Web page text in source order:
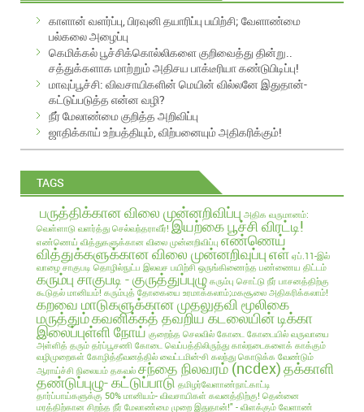
A
காளான் வளர்ப்பு, பிரவுனி தயாரிப்பு பயிற்சி; வேளாண்மை
பல்கலை அழைப்பு
கெமிக்கல் பூச்சிக்கொல்லிகளை குறிவைத்து தின்று..
சத்துக்களாக மாற்றும் அதிசய பாக்டீரியா கண்டுபிடிப்பு!
மாவுப்பூச்சி: விவசாயிகளின் மெயின் வில்லனே இதுதான்-
கட்டுப்படுத்த என்ன வழி?
நீர் மேலாண்மை குறித்த அறிவிப்பு
ஜாதிக்காய் உற்பத்தியும், விற்பனையும் அதிகரிக்கும்!
TAGS
பருத்திக்கான விலை முன்னறிவிப்பு அதிக வருமானம்:
வெள்ளாடு வளர்த்து செல்வந்தராவீர்! இயற்கை பூச்சி விரட்டி!
எண்ணெய் வித்துகளுக்கான விலை முன்னறிவிப்பு எண்ணெய்
வித்துக்களுக்கான விலை முன்னறிவுப்புஎள் ஏப்.11-இல்
வாழை சாகுபடி தொழில்நுட்ப இலவச பயிற்சி ஒருங்கிணைந்த பண்ணைய திட்டம்
கரும்பு சாகுபடி - குருத்துப்புழு கரும்பு சொட்டு நீர் பாசனத்திற்கு
கூடுதல் மானியம்! கரும்புத் தோகையை உரமாக்கலாம்;மகசூலை அதிகரிக்கலாம்!
கறவை மாடுகளுக்கான முதலுதவி மூலிகை
மருத்தும்கவனிக்கத் தவறிய கடலையின் டிக்கா
இலைப்புள்ளி நோய் குறைந்த செலவில் கோடை கோடையில் வருவாயை
அள்ளித் தரும் தர்ப்பூசணி கோடை வெப்பத்திலிருந்து கால்நடைகளைக் காக்கும்
வழிமுறைகள் கோழித்தீவனத்தில் வைட்டமின்-சி கலந்து கொடுக்க வேண்டும்
ஆராய்ச்சி நிலையம் தகவல் சந்தை நிலவரம் (ncdex)தக்காளி
தண்டுப்புழு- கட்டுப்பாடு தமிழர்வேளாண்நாட்காட்டி
தார்ப்பாய்களுக்கு 50% மானியம்- விவசாயிகள் கவனத்திற்கு! தென்னை
மரத்திற்கான சிறந்த நீர் மேலாண்மை முறை இதுதான்!" - விளக்கும் வேளாண்